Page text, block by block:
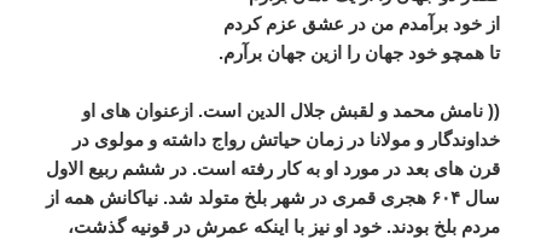
از خود برآمدم من در عشق عزم کردم
تا همچو خود جهان را ازین جهان برآرم.
(( نامش محمد و لقبش جلال الدین است. ازعنوان های او
خداوندگار و مولانا در زمان حیاتش رواج داشته و مولوی در
قرن های بعد در مورد او به کار رفته است. در ششم ربیع الاول
سال ۶۰۴ هجری قمری در شهر بلخ متولد شد. نیاکانش همه از
مردم بلخ بودند. خود او نیز با اینکه عمرش در قونیه گذشت،